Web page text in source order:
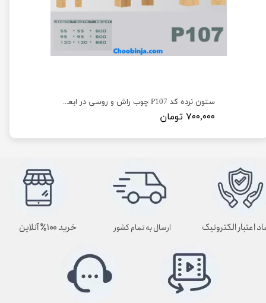
ستون نرده کد P107 چوب راش و روسی در ابعاد دلخواه
۷۰۰,۰۰۰ تومان
ارسال به تمام کشور اعتبار الکترونیک خرید ۱۰۰٪ آنلاین